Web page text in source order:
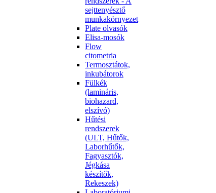
sejttenyésztő
munkakörnyezet
Plate olvasók
Elisa-mosók
Flow
citometria
Termosztátok,
inkubátorok
Fülkék
(lamináris,
biohazard,
elszívó)
Hűtési
rendszerek
(ULT, Hűtők,
Laborhűtők,
Fagyasztók,
Jégkása
készítők,
Rekeszek)